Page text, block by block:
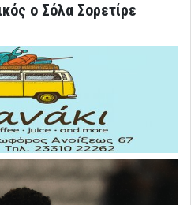
ο Σόλα Σορετίρε